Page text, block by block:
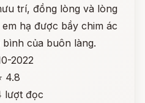
trí, đồng lòng và lòng
hạ được bầy chim ác
của buôn làng.
2022
4.8
lượt đọc